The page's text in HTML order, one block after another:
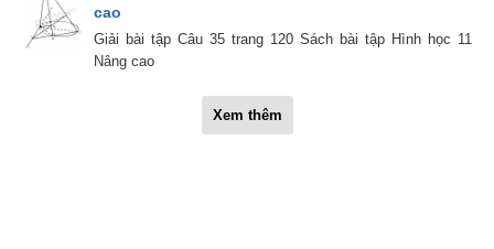
cao
Giải bài tập Câu 35 trang 120 Sách bài tập Hình học 11
Nâng cao
Xem thêm